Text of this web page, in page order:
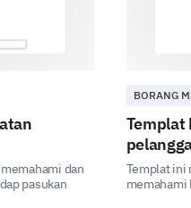
Sila
dan
pasukan
BORANG
Templat
Templat ini
memahami